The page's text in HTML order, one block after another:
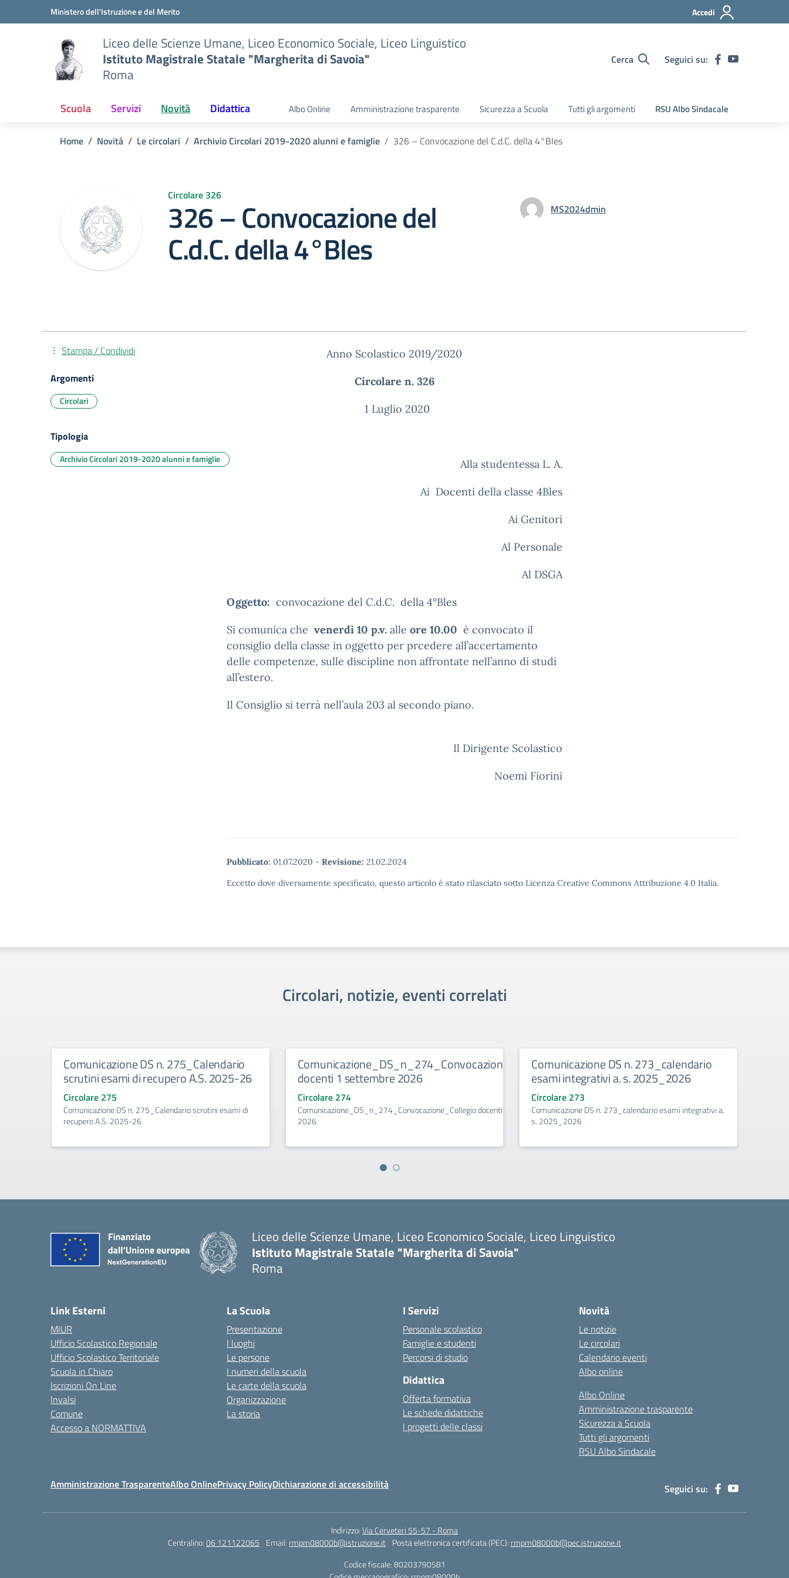
Vai ai contenuti
Vai al menu di navigazioneMinistero dell'Istruzione e del Merito Accedi
Liceo delle Scienze Umane, Liceo Economico Sociale, Liceo Linguistico
Istituto Magistrale Statale "Margherita di Savoia"
Roma
Cerca Seguici su:
Scuola Servizi Novità Didattica Albo Online Amministrazione trasparente Sicurezza a Scuola Tutti gli argomenti RSU Albo Sindacale
Home Novità Le circolari Archivio Circolari 2019-2020 alunni e famiglie 326 – Convocazione del C.d.C. della 4°Bles
Circolare 326
326 – Convocazione del
C.d.C. della 4°Bles
MS2024dmin
Anno Scolastico 2019/2020
Circolare n. 326
1 Luglio 2020
Alla studentessa L. A.
Ai Docenti della classe 4Bles
Ai Genitori
Al Personale
Al DSGA
Oggetto: convocazione del C.d.C. della 4°Bles
Si comunica che venerdì 10 p.v. alle ore 10.00 è convocato il
consiglio della classe in oggetto per prcedere all’accertamento
delle competenze, sulle discipline non affrontate nell’anno di studi
all’estero.
Il Consiglio si terrà nell’aula 203 al secondo piano.
Il Dirigente Scolastico
Noemi Fiorini
Pubblicato: 01.07.2020 - Revisione: 21.02.2024
Eccetto dove diversamente specificato, questo articolo è stato rilasciato sotto Licenza Creative Commons Attribuzione 4.0 Italia.
Stampa / Condividi
Argomenti
Circolari
Tipologia
Archivio Circolari 2019-2020 alunni e famiglie
Circolari, notizie, eventi correlati
Comunicazione DS n. 275_Calendario
scrutini esami di recupero A.S. 2025-26
Circolare 275
Comunicazione DS n. 275_Calendario scrutini esami di
recupero A.S. 2025-26
Comunicazione_DS_n_274_Convocazione_Collegio
docenti 1 settembre 2026
Circolare 274
Comunicazione_DS_n_274_Convocazione_Collegio docenti 1 settembre
2026
Comunicazione DS n. 273_calendario
esami integrativi a. s. 2025_2026
Circolare 273
Comunicazione DS n. 273_calendario esami integrativi a.
s. 2025_2026
Liceo delle Scienze Umane, Liceo Economico Sociale, Liceo Linguistico
Istituto Magistrale Statale "Margherita di Savoia"
Roma
Link Esterni
MIUR
Ufficio Scolastico Regionale
Ufficio Scolastico Territoriale
Scuola in Chiaro
Iscrizioni On Line
Invalsi
Comune
Accesso a NORMATTIVA
La Scuola
Presentazione
I luoghi
Le persone
I numeri della scuola
Le carte della scuola
Organizzazione
La storia
I Servizi
Personale scolastico
Famiglie e studenti
Percorsi di studio
Didattica
Offerta formativa
Le schede didattiche
I progetti delle classi
Novità
Le notizie
Le circolari
Calendario eventi
Albo online
Albo Online
Amministrazione trasparente
Sicurezza a Scuola
Tutti gli argomenti
RSU Albo Sindacale
Amministrazione TrasparenteAlbo OnlinePrivacy PolicyDichiarazione di accessibilità Seguici su:
Indirizzo:Via Cerveteri 55-57 - Roma
Centralino:06 121122065 Email: rmpm08000b@istruzione.it Posta elettronica certificata (PEC): rmpm08000b@pec.istruzione.it
Codice fiscale: 80203790581